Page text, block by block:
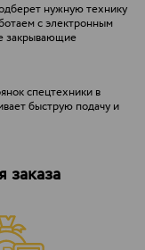
нужную технику
с электронным
закрывающие
спецтехники в
быструю подачу и